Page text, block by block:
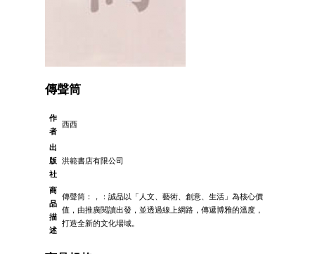
傳聲筒
作
者
西西
出
版
社
洪範書店有限公司
商
品
描
述
傳聲筒：，：誠品以「人文、藝術、創意、生活」為核心價
值，由推廣閱讀出發，並透過線上網路，傳遞博雅的溫度，
打造全新的文化場域。